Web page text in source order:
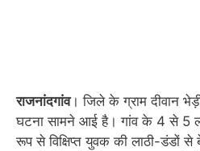
राजनांदगांव। जिले के ग्राम दीवान
घटना सामने आई है। गांव के 4 से 5
रूप से विक्षिप्त युवक की लाठी-डंडों से